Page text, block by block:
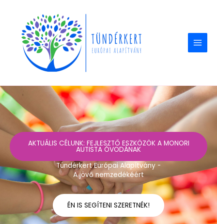
content
AKTUÁLIS CÉLUNK: FEJLESZTŐ ESZKÖZÖK A MONORI
AUTISTA ÓVODÁNAK
Tündérkert Európai Alapítvány -
A jövő nemzedékéért
ÉN IS SEGÍTENI SZERETNÉK!